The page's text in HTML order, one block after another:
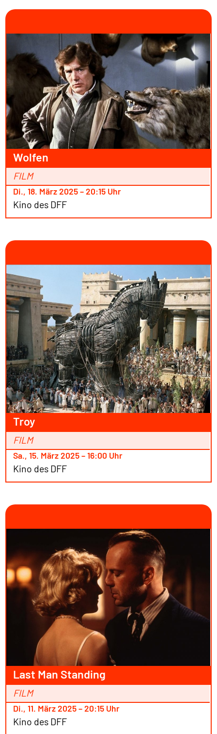
Wolfen
FILM
Di., 18. März 2025 – 20:15 Uhr
Kino des DFF
Troy
FILM
Sa., 15. März 2025 – 16:00 Uhr
Kino des DFF
Last Man Standing
FILM
Di., 11. März 2025 – 20:15 Uhr
Kino des DFF